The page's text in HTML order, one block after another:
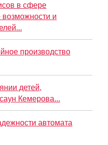
в сфере
и
производство
детей,
Кемерова...
автомата